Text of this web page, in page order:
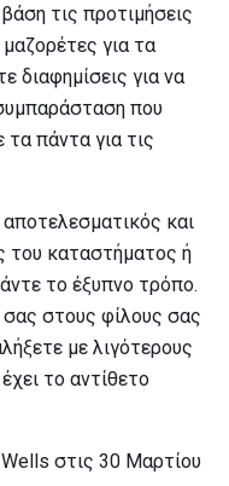
τις προτιμήσεις
για τα
διαφημίσεις για να
που
πάντα για τις
και
του καταστήματος ή
το έξυπνο τρόπο.
σας στους φίλους σας
με λιγότερους
το αντίθετο
στις 30 Μαρτίου